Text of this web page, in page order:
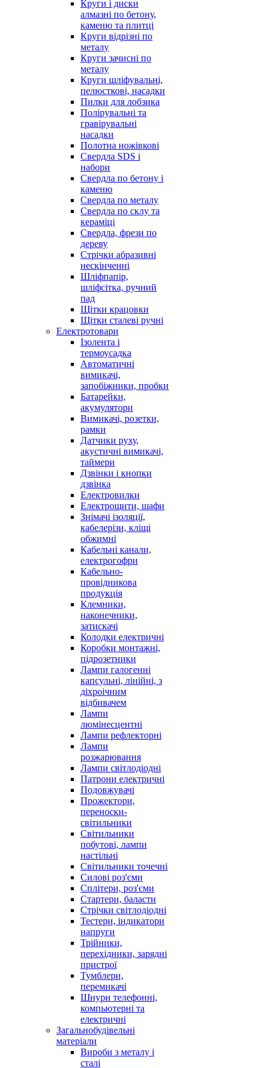
Круги і диски
алмазні по бетону,
каменю та плитці
Круги відрізні по
металу
Круги зачисні по
металу
Круги шліфувальні,
пелюсткові, насадки
Пилки для лобзика
Полірувальні та
гравірувальні
насадки
Полотна ножівкові
Свердла SDS і
набори
Свердла по бетону і
каменю
Свердла по металу
Свердла по склу та
кераміці
Свердла, фрези по
дереву
Стрічки абразивні
нескінченні
Шліфпапір,
шліфсітка, ручний
пад
Щітки крацовки
Щітки сталеві ручні
Електротовари
Ізолента і
термоусадка
Автоматичні
вимикачі,
запобіжники, пробки
Батарейки,
акумулятори
Вимикачі, розетки,
рамки
Датчики руху,
акустичні вимикачі,
таймери
Дзвінки і кнопки
дзвінка
Електровилки
Електрощити, шафи
Знімачі ізоляції,
кабелерізи, кліщі
обжимні
Кабельні канали,
електрогофри
Кабельно-
провідникова
продукція
Клемники,
наконечники,
затискачі
Колодки електричні
Коробки монтажні,
підрозетники
Лампи галогенні
капсульні, лінійні, з
діхроічним
відбивачем
Лампи
люмінесцентні
Лампи рефлекторні
Лампи
розжарювання
Лампи світлодіодні
Патрони електричні
Подовжувачі
Прожектори,
переноски-
світильники
Світильники
побутові, лампи
настільні
Світильники точечні
Силові роз'єми
Сплітери, роз'єми
Стартери, баласти
Стрічки світлодіодні
Тестери, індикатори
напруги
Трійники,
перехідники, зарядні
пристрої
Тумблери,
перемикачі
Шнури телефонні,
компьютерні та
електричні
Загальнобудівельні
матеріали
Вироби з металу і
сталі